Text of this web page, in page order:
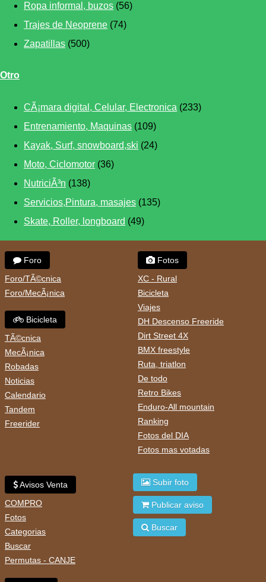
Ropa informal, buzos (56)
Trajes de Neoprene (74)
Zapatillas (500)
Otro
CÃ¡mara digital, Celular, Electronica (233)
Entrenamiento, Maquinas (109)
Kayak, Surf, snowboard,ski (24)
Moto, Ciclomotor (36)
NutriciÃ³n (138)
Servicios,Pintura, masajes (135)
Skate, Roller, longboard (49)
Foro
Foro/TÃ©cnica
Foro/MecÃ¡nica
Bicicleta
TÃ©cnica
MecÃ¡nica
Robadas
Noticias
Calendario
Tandem
Freerider
Fotos
XC - Rural
Bicicleta
Viajes
DH Descenso Freeride
Dirt Street 4X
BMX freestyle
Ruta, triatlon
De todo
Retro Bikes
Enduro-All mountain
Ranking
Fotos del DIA
Fotos mas votadas
Avisos Venta
COMPRO
Fotos
Categorias
Buscar
Permutas - CANJE
Subir foto
Publicar aviso
Buscar